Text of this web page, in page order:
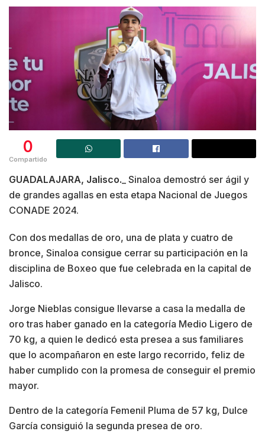
0
Compartido
GUADALAJARA, Jalisco. _ Sinaloa demostró ser ágil y
de grandes agallas en esta etapa Nacional de Juegos
CONADE 2024.
Con dos medallas de oro, una de plata y cuatro de
bronce, Sinaloa consigue cerrar su participación en la
disciplina de Boxeo que fue celebrada en la capital de
Jalisco.
Jorge Nieblas consigue llevarse a casa la medalla de
oro tras haber ganado en la categoría Medio Ligero de
70 kg, a quien le dedicó esta presea a sus familiares
que lo acompañaron en este largo recorrido, feliz de
haber cumplido con la promesa de conseguir el premio
mayor.
Dentro de la categoría Femenil Pluma de 57 kg, Dulce
García consiguió la segunda presea de oro.